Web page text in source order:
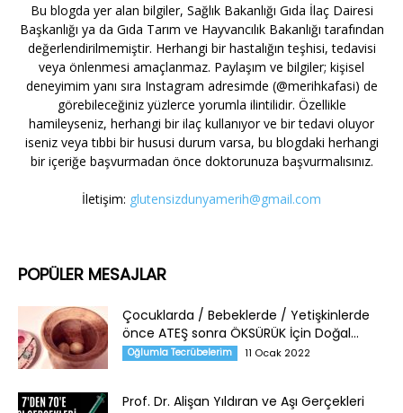
Bu blogda yer alan bilgiler, Sağlık Bakanlığı Gıda İlaç Dairesi
Başkanlığı ya da Gıda Tarım ve Hayvancılık Bakanlığı tarafından
değerlendirilmemiştir. Herhangi bir hastalığın teşhisi, tedavisi
veya önlenmesi amaçlanmaz. Paylaşım ve bilgiler; kişisel
deneyimim yanı sıra Instagram adresimde (@merihkafasi) de
görebileceğiniz yüzlerce yorumla ilintilidir. Özellikle
hamileyseniz, herhangi bir ilaç kullanıyor ve bir tedavi oluyor
iseniz veya tıbbi bir hususi durum varsa, bu blogdaki herhangi
bir içeriğe başvurmadan önce doktorunuza başvurmalısınız.
İletişim: glutensizdunyamerih@gmail.com
POPÜLER MESAJLAR
Çocuklarda / Bebeklerde / Yetişkinlerde
önce ATEŞ sonra ÖKSÜRÜK İçin Doğal...
Oğlumla Tecrübelerim 11 Ocak 2022
Prof. Dr. Alişan Yıldıran ve Aşı Gerçekleri